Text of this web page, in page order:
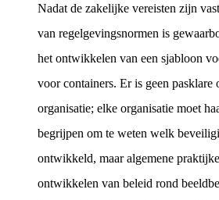
Nadat de zakelijke vereisten zijn
van regelgevingsnormen is
het ontwikkelen van een sjabloon
voor containers. Er is geen pasklare
organisatie; elke organisatie moet
begrijpen om te weten welk
ontwikkeld, maar algemene
ontwikkelen van beleid rond